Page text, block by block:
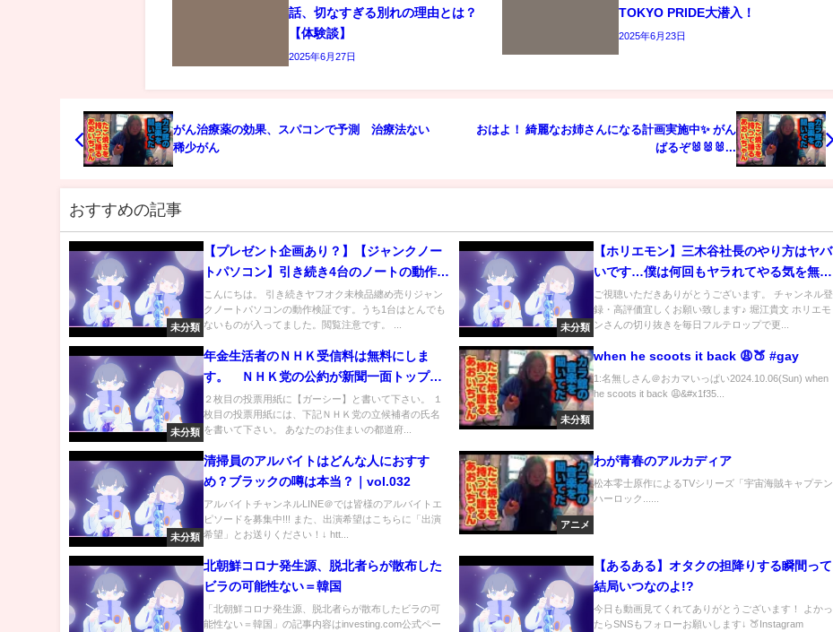
話、切なすぎる別れの理由とは？
【体験談】
2025年6月27日
TOKYO PRIDE大潜入！
2025年6月23日
がん治療薬の効果、スパコンで予測 治療法ない
稀少がん
おはよ！ 綺麗なお姉さんになる計画実施中✨ がん
ばるぞ🐰🐰🐰...
おすすめの記事
未分類
【プレゼント企画あり？】【ジャンクノー
トパソコン】引き続き4台のノートの動作検
証。うち1台は大量の＠＠＠＠入りだった！
【閲覧注意】
こんにちは。 引き続きヤフオク未検品纏め売りジャン
クノートパソコンの動作検証です。うち1台はとんでも
ないものが入ってました。閲覧注意です。 ...
未分類
【ホリエモン】三木谷社長のやり方はヤバ
いです…僕は何回もヤラれてやる気を無く
しました。パクり方がエグいです【NHK党
立花孝志 堀江貴文 ガーシーch 切り抜き ひ
ろゆき 楽天】
ご視聴いただきありがとうございます。 チャンネル登
録・高評価宜しくお願い致します♪ 堀江貴文 ホリエモ
ンさんの切り抜きを毎日フルテロップで更...
未分類
年金生活者のＮＨＫ受信料は無料にしま
す。 ＮＨＫ党の公約が新聞一面トップで
取り上げられています。
２枚目の投票用紙に【ガーシー】と書いて下さい。 １
枚目の投票用紙には、下記ＮＨＫ党の立候補者の氏名
を書いて下さい。 あなたのお住まいの都道府...
未分類
when he scoots it back 😩🍑 #gay
1:名無しさん＠おカマいっぱい2024.10.06(Sun) when
he scoots it back 😩&#x1f35...
未分類
清掃員のアルバイトはどんな人におすす
め？ブラックの噂は本当？｜vol.032
アルバイトチャンネルLINE＠では皆様のアルバイトエ
ピソードを募集中!!! また、出演希望はこちらに「出演
希望」とお送りください！↓ htt...
アニメ
わが青春のアルカディア
松本零士原作によるTVシリーズ「宇宙海賊キャプテン
ハーロック......
北朝鮮コロナ発生源、脱北者らが散布した
ビラの可能性ない＝韓国
「北朝鮮コロナ発生源、脱北者らが散布したビラの可
能性ない＝韓国」の記事内容はinvesting.com公式ペー
【あるある】オタクの担降りする瞬間って
結局いつなのよ!?
今日も動画見てくれてありがとうございます！ よかっ
たらSNSもフォローお願いします↓ 🍑Instagram